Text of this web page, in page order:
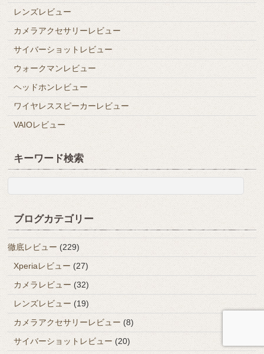
レンズレビュー
カメラアクセサリーレビュー
サイバーショットレビュー
ウォークマンレビュー
ヘッドホンレビュー
ワイヤレススピーカーレビュー
VAIOレビュー
キーワード検索
ブログカテゴリー
徹底レビュー (229)
Xperiaレビュー (27)
カメラレビュー (32)
レンズレビュー (19)
カメラアクセサリーレビュー (8)
サイバーショットレビュー (20)